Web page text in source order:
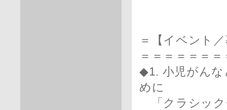
＝【イベント
＝＝＝＝＝＝＝
◆1. 小児がんな
めに
「クラシック